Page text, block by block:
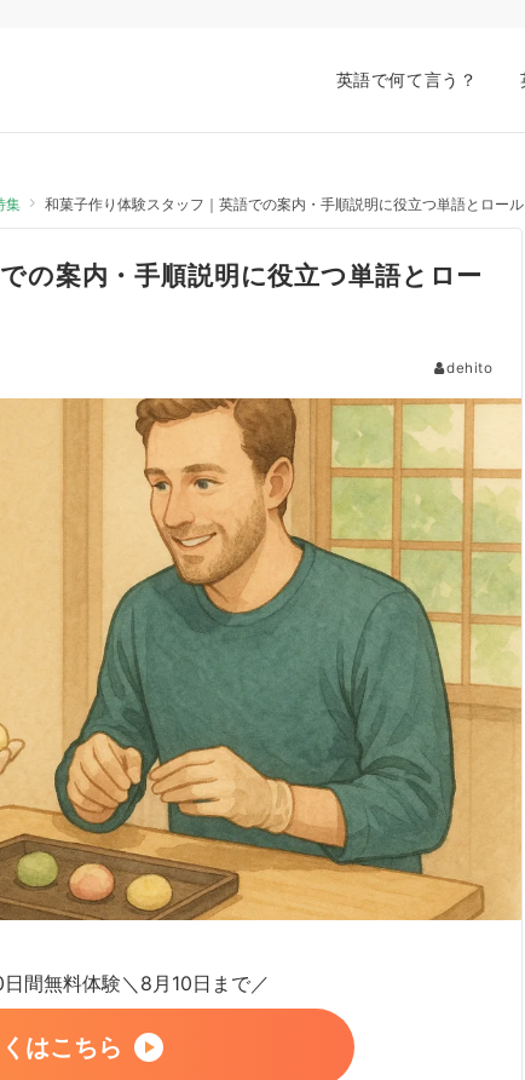
英語で何て言う？
集 和菓子作り体験スタッフ｜英語での案内・手順説明に役立つ単語とロー
の案内・手順説明に役立つ単語とロー
dehito
間無料体験＼8月10日まで／
はこちら